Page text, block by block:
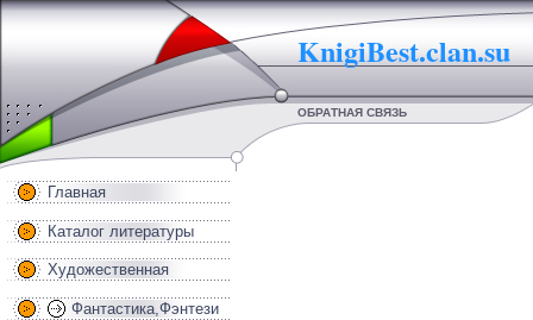
KnigiBest.clan.su
ОБРАТНАЯ СВЯЗЬ
Главная
Каталог литературы
Художественная
Фантастика,Фэнтези